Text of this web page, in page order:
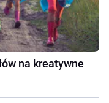
na kreatywne